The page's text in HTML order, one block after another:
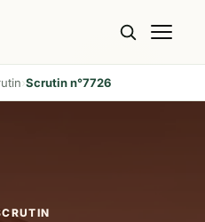
Scrutin n°7726